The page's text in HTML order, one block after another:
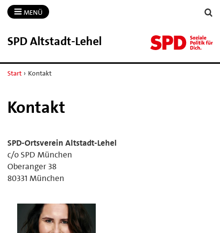
MENÜ
SPD Altstadt-​Lehel
Start › Kontakt
Kontakt
SPD-Ortsverein Altstadt-Lehel
c/o SPD München
Oberanger 38
80331 München